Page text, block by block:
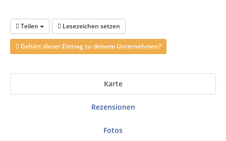
Teilen Lesezeichen setzen
Gehört dieser Eintrag zu deinem Unternehmen?
Karte
Rezensionen
Fotos